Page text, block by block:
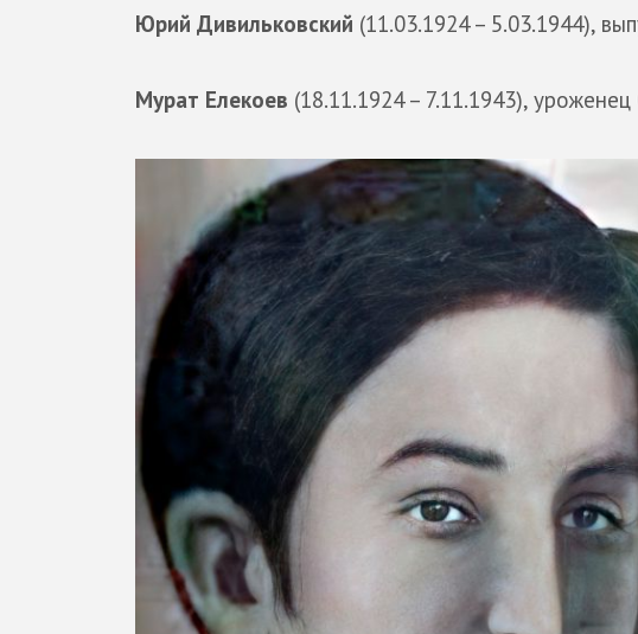
Юрий Дивильковский (11.03.1924 – 5.03.1944),
Мурат Елекоев (18.11.1924 – 7.11.1943),